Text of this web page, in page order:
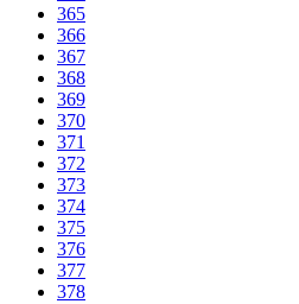
365
366
367
368
369
370
371
372
373
374
375
376
377
378